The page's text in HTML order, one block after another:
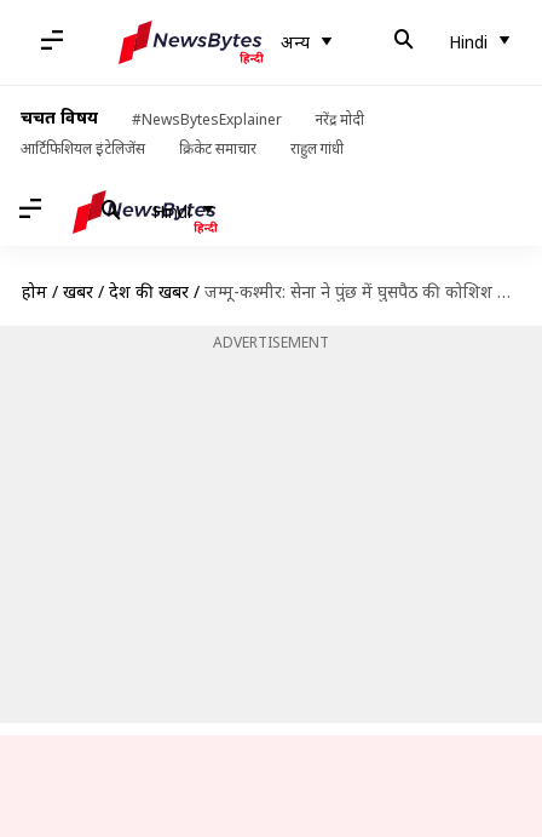
अन्य Hindi
चर्चित विषय #NewsBytesExplainer
नरेंद्र मोदी
आर्टिफिशियल इंटेलिजेंस
क्रिकेट समाचार राहुल गांधी
Hindi
होम / खबरें / देश की खबरें / जम्मू-कश्मीर: सेना ने पुंछ में घुसपैठ की कोशिश नाकाम की, एक पाकिस्तानी आतंकी ढेर
ADVERTISEMENT